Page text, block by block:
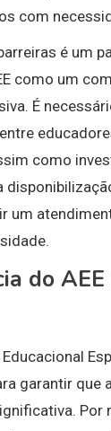
com
é um
como um
É
como
um
do
garantir que
Por